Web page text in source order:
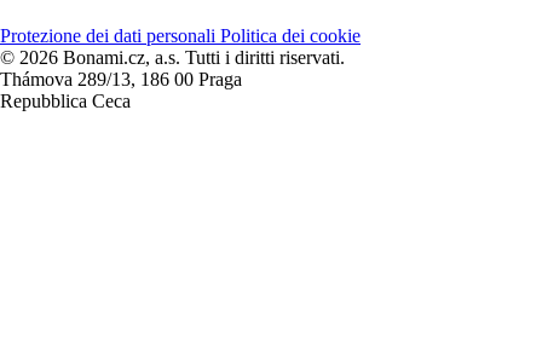
Protezione dei dati personali Politica dei cookie
© 2026 Bonami.cz, a.s. Tutti i diritti riservati.
Thámova 289/13, 186 00 Praga
Repubblica Ceca